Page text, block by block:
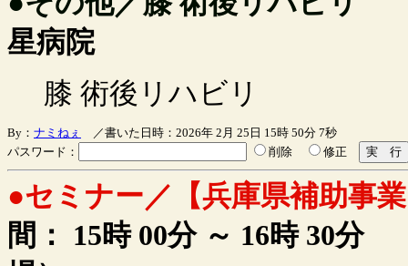
星病院
膝 術後リハビリ
By： ナミねぇ
／書いた日時：2026年 2月 25日 15時 50分 7秒
パスワード：
削除 修正
●セミナー／【兵庫県補助事
間： 15時 00分 ～ 16時 30分